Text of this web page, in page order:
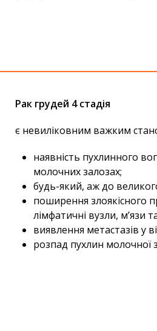
Рак грудей 4 стадія
є невиліковним важким
наявність пухлинного
молочних залозах;
будь-який, аж до
поширення злоякісного
лімфатичні вузли, м’язи
виявлення метастазів у
розпад пухлин молочної